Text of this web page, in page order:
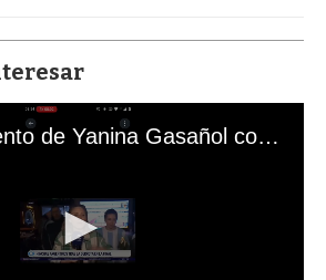
El mal momento de Yanina Gasañol con un hincha argentino en "Subrayado"